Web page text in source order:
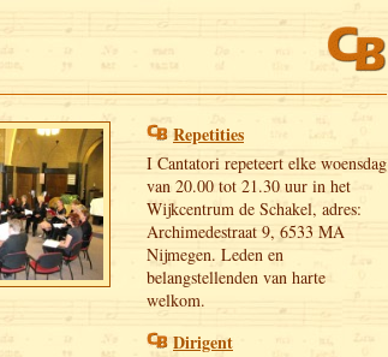
Repetities
I Cantatori repeteert elke woensdag
van 20.00 tot 21.30 uur in het
Wijkcentrum de Schakel, adres:
Archimedestraat 9, 6533 MA
Nijmegen. Leden en
belangstellenden van harte
welkom.
Dirigent